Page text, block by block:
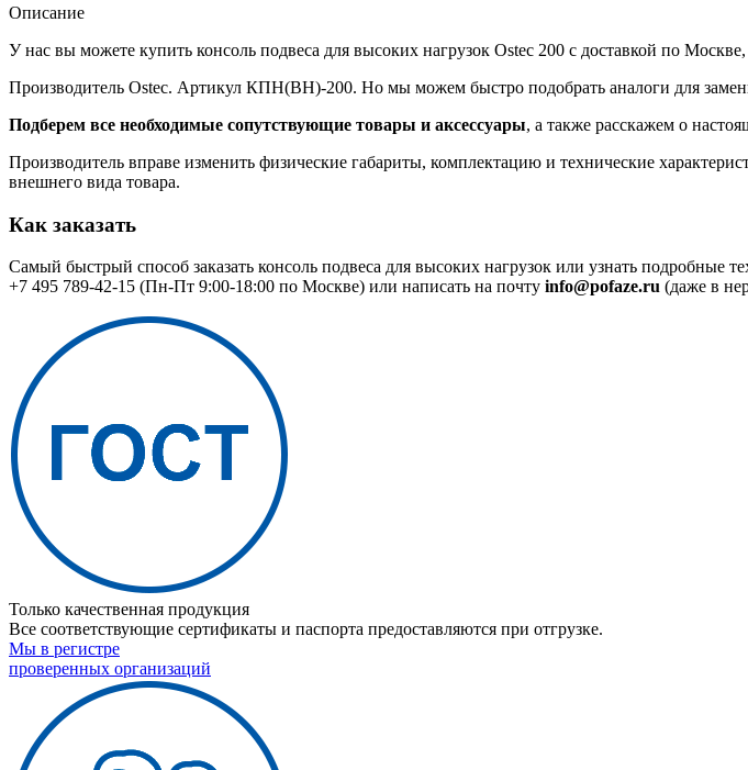
Описание
У нас вы можете купить консоль подвеса для высоких нагрузок Ostec 200 с доставкой по
Производитель Ostec. Артикул КПН(ВН)-200. Но мы можем быстро подобрать аналоги для
Подберем все необходимые сопутствующие товары и аксессуары, а также расскажем о
Производитель вправе изменить физические габариты, комплектацию и технические
внешнего вида товара.
Как заказать
Самый быстрый способ заказать консоль подвеса для высоких нагрузок или узнать подробные
+7 495 789-42-15 (Пн-Пт 9:00-18:00 по Москве) или написать на почту info@pofaze.ru (даже в
Только качественная продукция
Все соответствующие сертификаты и паспорта предоставляются при отгрузке.
Мы в регистре
проверенных организаций